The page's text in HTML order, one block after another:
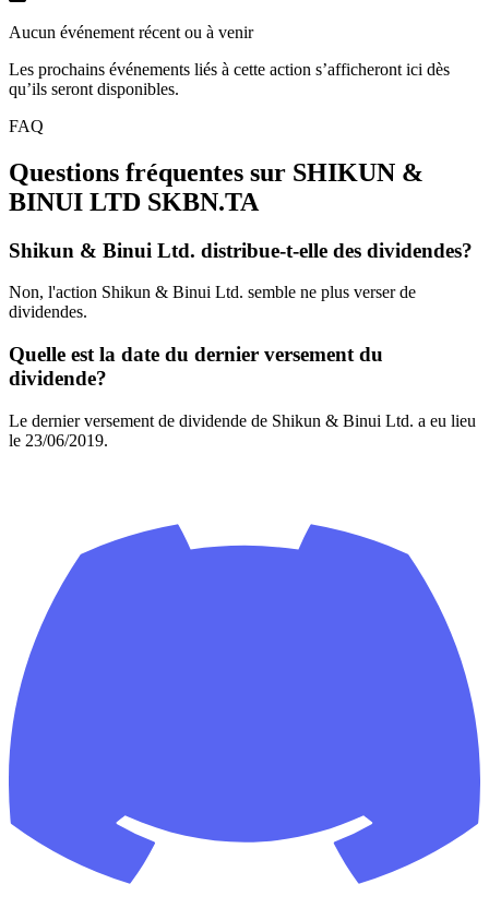
Aucun événement récent ou à venir
Les prochains événements liés à cette action s’afficheront ici dès
qu’ils seront disponibles.
FAQ
Questions fréquentes sur SHIKUN &
BINUI LTD SKBN.TA
Shikun & Binui Ltd. distribue-t-elle des dividendes?
Non, l'action Shikun & Binui Ltd. semble ne plus verser de
dividendes.
Quelle est la date du dernier versement du
dividende?
Le dernier versement de dividende de Shikun & Binui Ltd. a eu lieu
le 23/06/2019.